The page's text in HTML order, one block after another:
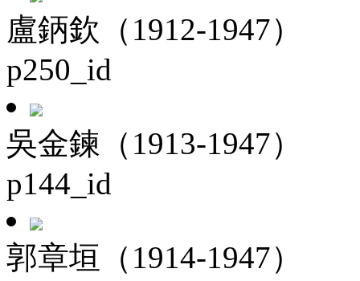
盧鈵欽（1912-1947）
p250_id
吳金鍊（1913-1947）
p144_id
郭章垣（1914-1947）